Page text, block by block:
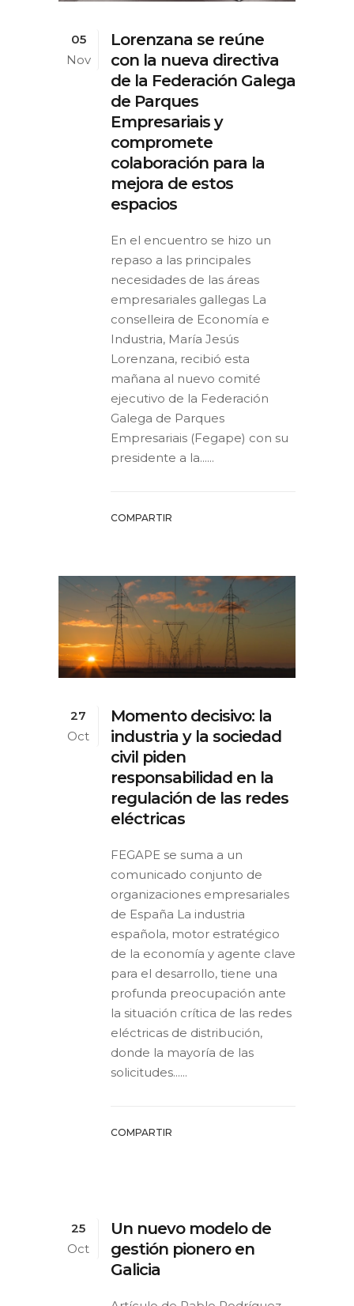
05
Nov
Lorenzana se reúne
con la nueva directiva
de la Federación Galega
de Parques
Empresariais y
compromete
colaboración para la
mejora de estos
espacios
En el encuentro se hizo un
repaso a las principales
necesidades de las áreas
empresariales gallegas La
conselleira de Economía e
Industria, María Jesús
Lorenzana, recibió esta
mañana al nuevo comité
ejecutivo de la Federación
Galega de Parques
Empresariais (Fegape) con su
presidente a la......
COMPARTIR
27
Oct
Momento decisivo: la
industria y la sociedad
civil piden
responsabilidad en la
regulación de las redes
eléctricas
FEGAPE se suma a un
comunicado conjunto de
organizaciones empresariales
de España La industria
española, motor estratégico
de la economía y agente clave
para el desarrollo, tiene una
profunda preocupación ante
la situación crítica de las redes
eléctricas de distribución,
donde la mayoría de las
solicitudes......
COMPARTIR
25
Oct
Un nuevo modelo de
gestión pionero en
Galicia